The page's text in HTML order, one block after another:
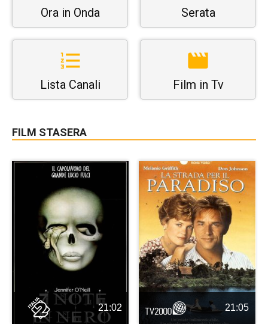
Ora in Onda Serata
Lista Canali Film in Tv
FILM STASERA
21:02 21:05